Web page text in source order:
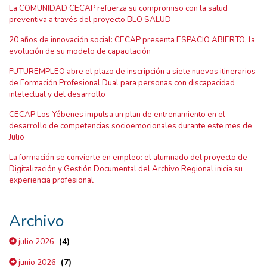
La COMUNIDAD CECAP refuerza su compromiso con la salud
preventiva a través del proyecto BLO SALUD
20 años de innovación social: CECAP presenta ESPACIO ABIERTO, la
evolución de su modelo de capacitación
FUTUREMPLEO abre el plazo de inscripción a siete nuevos itinerarios
de Formación Profesional Dual para personas con discapacidad
intelectual y del desarrollo
CECAP Los Yébenes impulsa un plan de entrenamiento en el
desarrollo de competencias socioemocionales durante este mes de
Julio
La formación se convierte en empleo: el alumnado del proyecto de
Digitalización y Gestión Documental del Archivo Regional inicia su
experiencia profesional
Archivo
julio 2026 (4)
junio 2026 (7)